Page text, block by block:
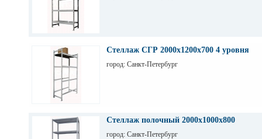
Стеллаж СГР 2000х1200х700 4 уровня
город: Санкт-Петербург
Стеллаж полочный 2000х1000х800
город: Санкт-Петербург